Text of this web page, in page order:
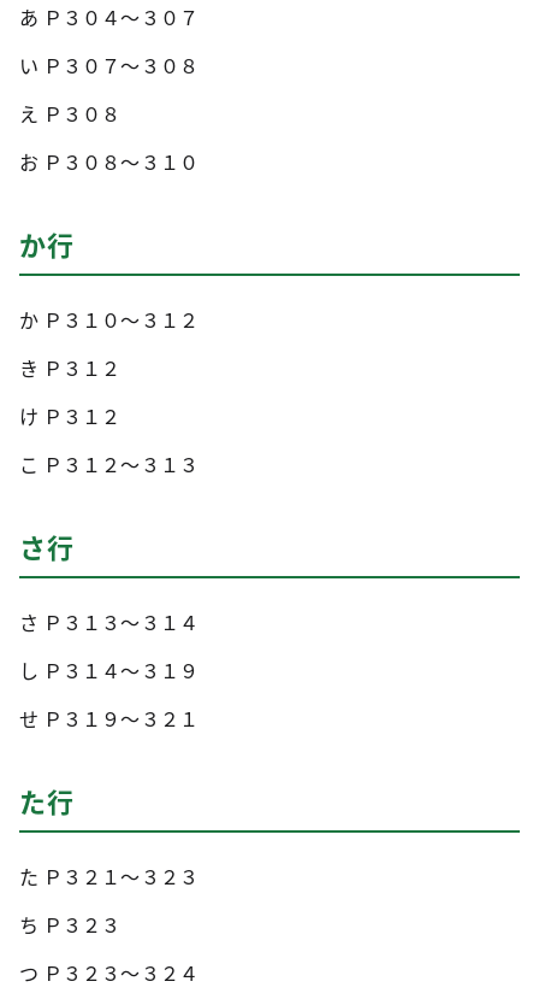
あ Ｐ３０４～３０７
い Ｐ３０７～３０８
え Ｐ３０８
お Ｐ３０８～３１０
か行
か Ｐ３１０～３１２
き Ｐ３１２
け Ｐ３１２
こ Ｐ３１２～３１３
さ行
さ Ｐ３１３～３１４
し Ｐ３１４～３１９
せ Ｐ３１９～３２１
た行
た Ｐ３２１～３２３
ち Ｐ３２３
つ Ｐ３２３～３２４